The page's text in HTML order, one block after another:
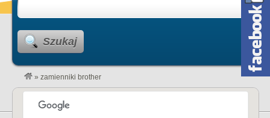
Szukaj
» zamienniki brother